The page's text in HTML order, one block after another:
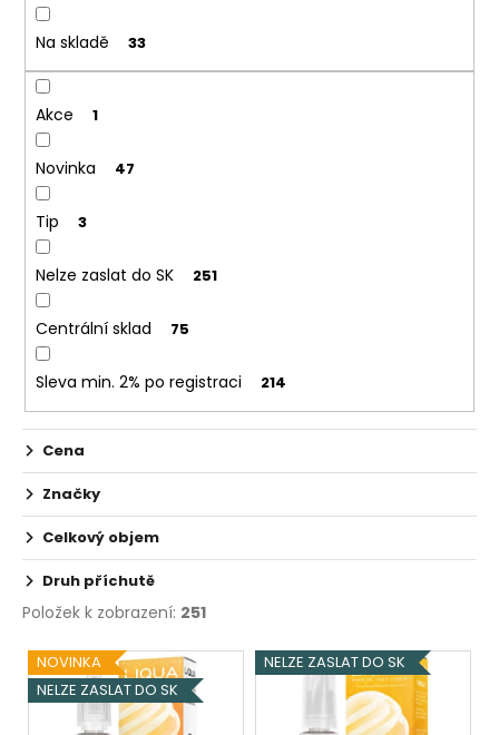
o
d
u
k
ů
Na skladě 33
Akce 1
Novinka 47
Tip 3
Nelze zaslat do SK 251
Centrální sklad 75
Sleva min. 2% po registraci 214
Cena
Značky
Celkový objem
Druh příchutě
Položek k zobrazení: 251
V
ý
p
NOVINKA
NELZE ZASLAT DO SK
NELZE ZASLAT DO SK
D
o
p
u
u
m
e
ELF
BAR
ELFA
POD
-
PŘEDNAPLNĚNÁ
CARTRIDGE
-
-
20MG
-
2KS